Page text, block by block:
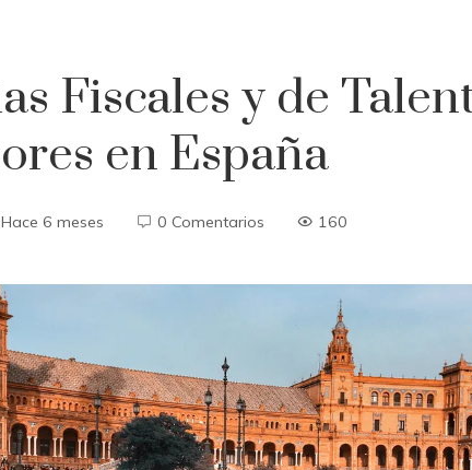
Fiscales y de
en España
Hace 6 meses 0 Comentarios 160